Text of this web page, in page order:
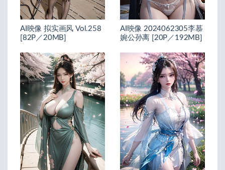
AI映像 拟实画风 Vol.258
[82P／20MB]
AI映像 2024062305李慕
婉公孙离 [20P／192MB]